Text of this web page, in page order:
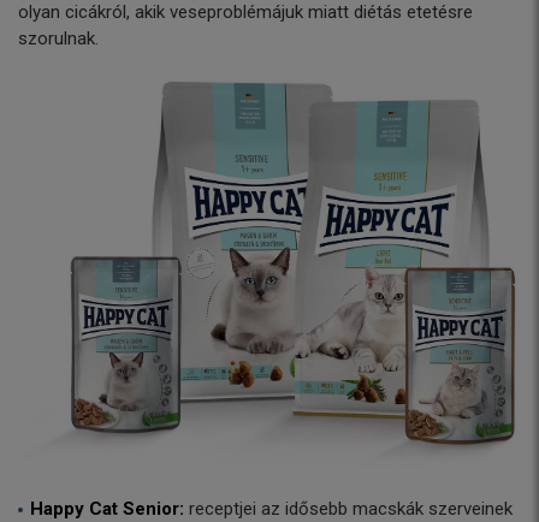
olyan cicákról, akik veseproblémájuk miatt diétás etetésre
szorulnak.
Happy Cat Senior: receptjei az idősebb macskák szerveinek